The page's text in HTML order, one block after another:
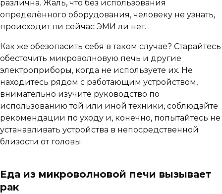
различна. Жаль, что без использования
определённого оборудования, человеку не узнать,
происходит ли сейчас ЭМИ ли нет.
Как же обезопасить себя в таком случае? Старайтесь
обесточить микроволновую печь и другие
электроприборы, когда не используете их. Не
находитесь рядом с работающим устройством,
внимательно изучите руководство по
использованию той или иной техники, соблюдайте
рекомендации по уходу и, конечно, попытайтесь не
устанавливать устройства в непосредственной
близости от головы.
Еда из микроволновой печи вызывает
рак